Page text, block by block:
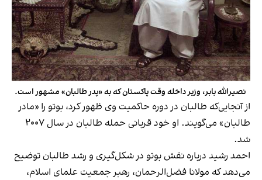
نصیرالله بابر، وزیر داخله وقت پاکستان که به «پدر طالبان» مشهور است.
از آنجایی‌که طالبان در دوره حاکمیت وی ظهور کرد، بوتو را «مادر
طالبان» می‌گویند. او خود قربانی حمله طالبان در سال ۲۰۰۷
شد.
احمد رشید درباره نقش بوتو در شکل‌گیری و رشد طالبان توضیح
می‌دهد که مولانا فضل‌الرحمان، رهبر جمعیت علمای اسلام،